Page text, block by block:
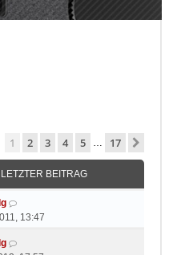
Seite von17
1 2 3 4 5 … 17
LETZTER BEITRAG
13:47